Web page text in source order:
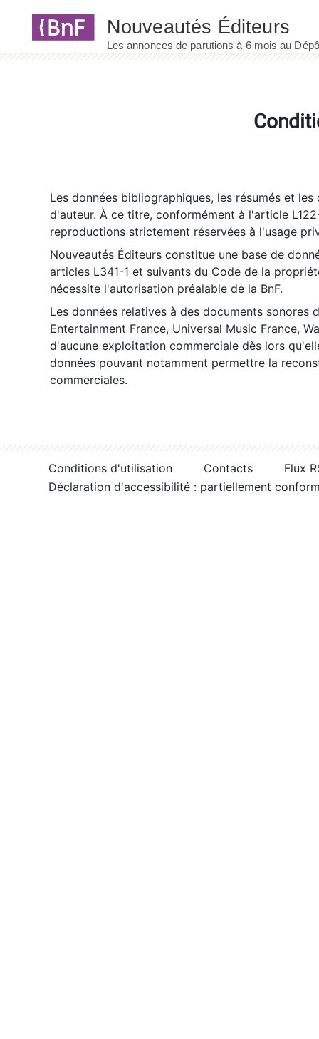
Les données bibliographiques, les résumés et
d'auteur. À ce titre, conformément à l'article
reproductions strictement réservées à l'usage
Nouveautés Éditeurs constitue une base de
articles L341-1 et suivants du Code de la
nécessite l'autorisation préalable de la BnF.
Les données relatives à des documents sonores
Entertainment France, Universal Music France,
d'aucune exploitation commerciale dès lors
données pouvant notamment permettre la
commerciales.
Conditions d'utilisation Contacts
Flux
Déclaration d'accessibilité : partiellement